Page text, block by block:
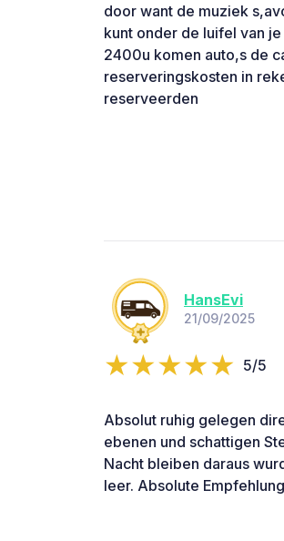
door want de muziek
kunt onder de luifel van
2400u komen auto,s de
reserveringskosten in
reserveerden
HansEvi
21/09/2025
5/5
Absolut ruhig gelegen
ebenen und schattigen
Nacht bleiben daraus
leer. Absolute